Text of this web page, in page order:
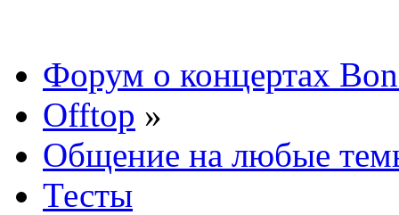
Форум о концертах
Offtop »
Общение на любые
Тесты